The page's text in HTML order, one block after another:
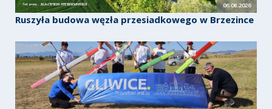
06.08.2026
Ruszyła budowa węzła przesiadkowego w Brzezince